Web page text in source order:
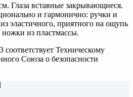
Глаза вставные закрывающиеся.
и гармонично: ручки и
эластичного, приятного на ощупь
из пластмассы.
Техническому
Союза о безопасности